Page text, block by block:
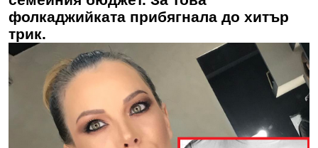
фолкаджийката прибягнала до хитър
трик.